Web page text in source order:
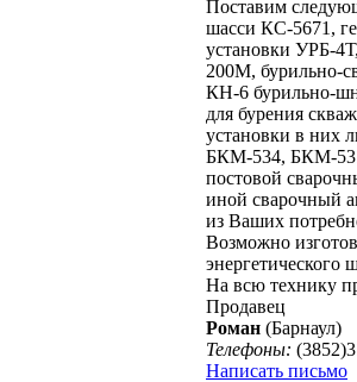
Поставим
шасси КС-5671,
установки УРБ-
200М, бурильно-
КН-6 бурильно-
для бурения
установки в них
БКМ-534, БКМ-
постовой
иной сварочный
из Ваших
Возможно
энергетического
На всю технику
Продавец
Роман (Барнаул)
Телефоны:
Написать письмо